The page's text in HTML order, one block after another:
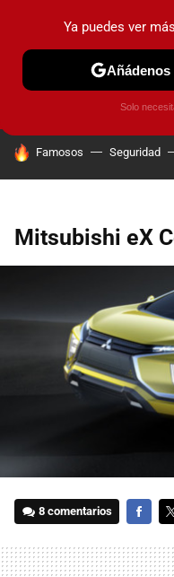
PRUEBAS COCHES
HOY SE HABLA DE
Famosos Seguridad
Mitsubishi eX
8 comentarios
Ya puedes ver
Solo